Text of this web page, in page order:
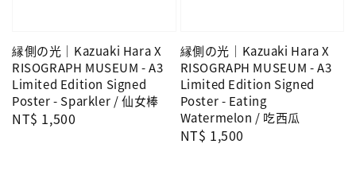
縁側の光｜Kazuaki Hara X
RISOGRAPH MUSEUM - A3
Limited Edition Signed
Poster - Sparkler / 仙女棒
Regular
NT$ 1,500
縁側の光｜Kazuaki Hara X
RISOGRAPH MUSEUM - A3
Limited Edition Signed
Poster - Eating
Watermelon / 吃西瓜
Regular
NT$ 1,500